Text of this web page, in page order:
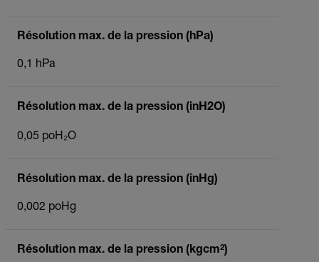
Résolution max. de la pression (hPa)
0,1 hPa
Résolution max. de la pression (inH2O)
0,05 poH₂O
Résolution max. de la pression (inHg)
0,002 poHg
Résolution max. de la pression (kgcm²)